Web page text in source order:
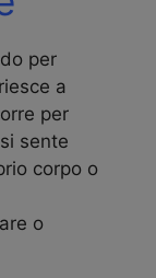
per
a
per
sente
corpo o
o